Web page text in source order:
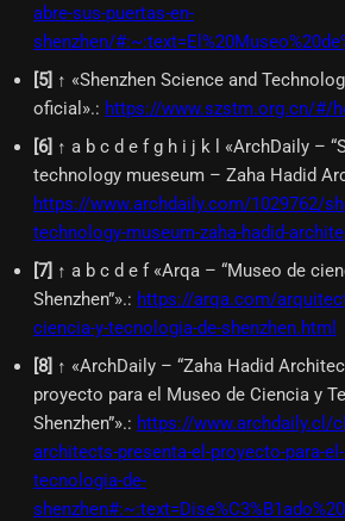
abre-sus-puertas-en-
shenzhen/
[5] ↑ «Shenzhen Science and
oficial».: https://www.szstm.org.cn/#/
[6] ↑ a b c d e f g h i j k l «ArchDaily –
technology mueseum – Zaha Hadid
https://www.archdaily.com/1029762/
technology-museum-zaha-hadid-
[7] ↑ a b c d e f «Arqa – “Museo de
Shenzhen”».: https://arqa.com/
ciencia-y-tecnologia-de-shenzhen.html
[8] ↑ «ArchDaily – “Zaha Hadid
proyecto para el Museo de Ciencia y
Shenzhen”».: https://www.archdaily.cl/
architects-presenta-el-proyecto-para-
tecnologia-de-